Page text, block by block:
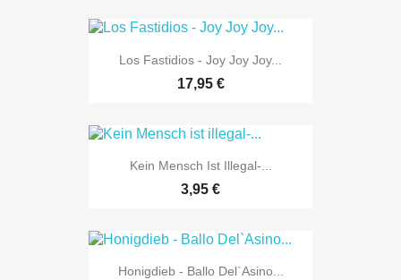
Los Fastidios - Joy Joy Joy...
17,95 €
Kein Mensch Ist Illegal-...
3,95 €
Honigdieb - Ballo Del`Asino...